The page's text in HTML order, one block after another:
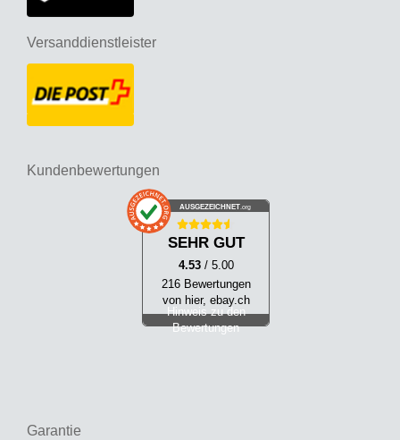
Versanddienstleister
Kundenbewertungen
AUSGEZEICHNET .org
SEHR GUT
4.53 / 5.00
216 Bewertungen
von hier, ebay.ch
Hinweis zu den
Bewertungen
Garantie